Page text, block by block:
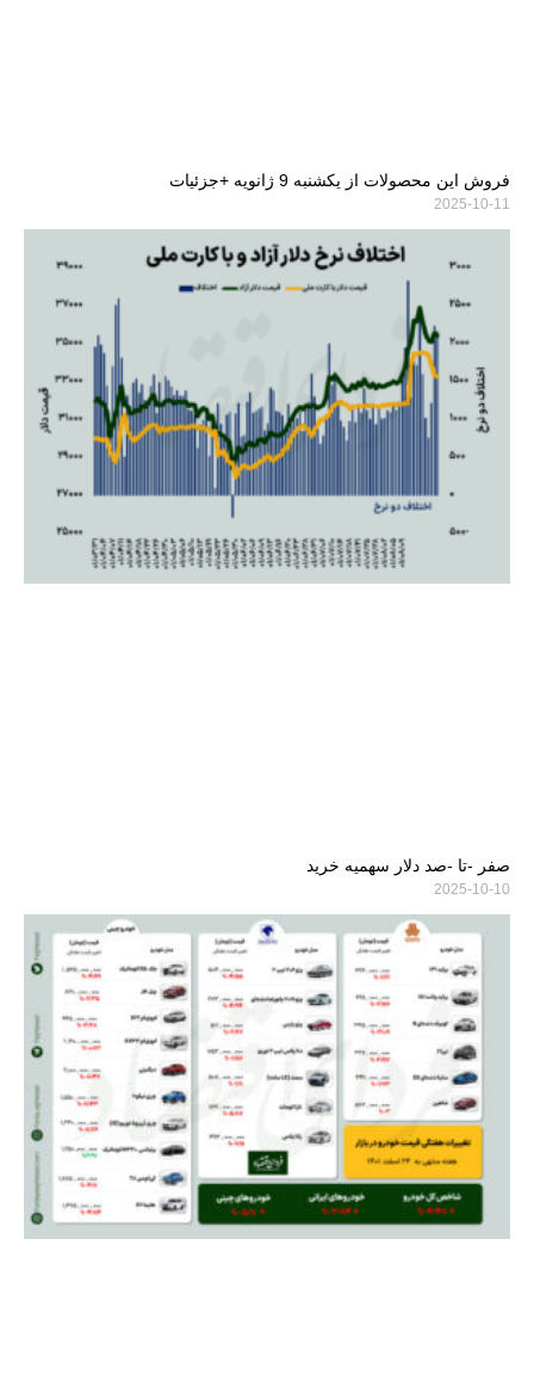
فروش این محصولات از یکشنبه 9 ژانویه +جزئیات
2025-10-11
صفر -تا -صد دلار سهمیه خرید
2025-10-10